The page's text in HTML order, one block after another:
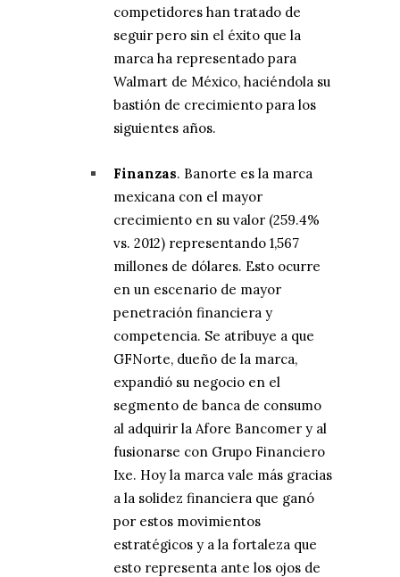
competidores han tratado de
seguir pero sin el éxito que la
marca ha representado para
Walmart de México, haciéndola su
bastión de crecimiento para los
siguientes años.
Finanzas. Banorte es la marca
mexicana con el mayor
crecimiento en su valor (259.4%
vs. 2012) representando 1,567
millones de dólares. Esto ocurre
en un escenario de mayor
penetración financiera y
competencia. Se atribuye a que
GFNorte, dueño de la marca,
expandió su negocio en el
segmento de banca de consumo
al adquirir la Afore Bancomer y al
fusionarse con Grupo Financiero
Ixe. Hoy la marca vale más gracias
a la solidez financiera que ganó
por estos movimientos
estratégicos y a la fortaleza que
esto representa ante los ojos de